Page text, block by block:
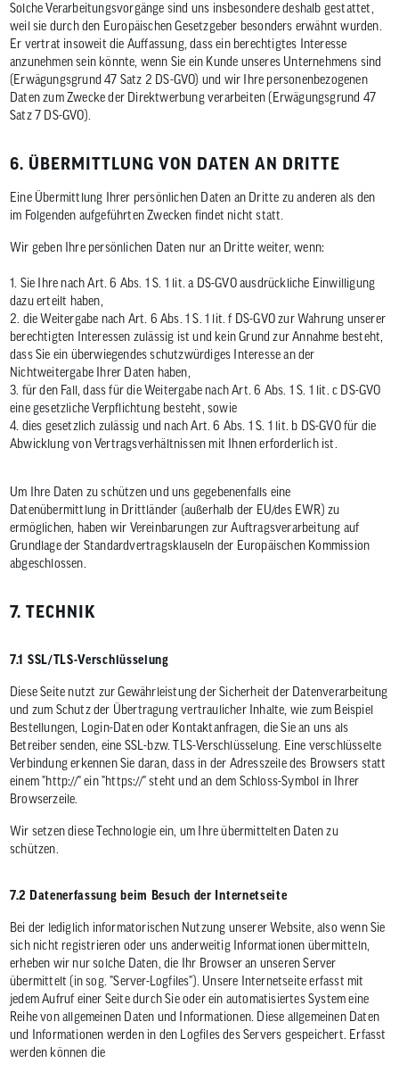
Solche Verarbeitungsvorgänge sind uns insbesondere deshalb gestattet,
weil sie durch den Europäischen Gesetzgeber besonders erwähnt wurden.
Er vertrat insoweit die Auffassung, dass ein berechtigtes Interesse
anzunehmen sein könnte, wenn Sie ein Kunde unseres Unternehmens sind
(Erwägungsgrund 47 Satz 2 DS-GVO) und wir Ihre personenbezogenen
Daten zum Zwecke der Direktwerbung verarbeiten (Erwägungsgrund 47
Satz 7 DS-GVO).
6. ÜBERMITTLUNG VON DATEN AN DRITTE
Eine Übermittlung Ihrer persönlichen Daten an Dritte zu anderen als den
im Folgenden aufgeführten Zwecken findet nicht statt.
Wir geben Ihre persönlichen Daten nur an Dritte weiter, wenn:
1. Sie Ihre nach Art. 6 Abs. 1 S. 1 lit. a DS-GVO ausdrückliche Einwilligung
dazu erteilt haben,
2. die Weitergabe nach Art. 6 Abs. 1 S. 1 lit. f DS-GVO zur Wahrung unserer
berechtigten Interessen zulässig ist und kein Grund zur Annahme besteht,
dass Sie ein überwiegendes schutzwürdiges Interesse an der
Nichtweitergabe Ihrer Daten haben,
3. für den Fall, dass für die Weitergabe nach Art. 6 Abs. 1 S. 1 lit. c DS-GVO
eine gesetzliche Verpflichtung besteht, sowie
4. dies gesetzlich zulässig und nach Art. 6 Abs. 1 S. 1 lit. b DS-GVO für die
Abwicklung von Vertragsverhältnissen mit Ihnen erforderlich ist.
Um Ihre Daten zu schützen und uns gegebenenfalls eine
Datenübermittlung in Drittländer (außerhalb der EU/des EWR) zu
ermöglichen, haben wir Vereinbarungen zur Auftragsverarbeitung auf
Grundlage der Standardvertragsklauseln der Europäischen Kommission
abgeschlossen.
7. TECHNIK
7.1 SSL/TLS-Verschlüsselung
Diese Seite nutzt zur Gewährleistung der Sicherheit der Datenverarbeitung
und zum Schutz der Übertragung vertraulicher Inhalte, wie zum Beispiel
Bestellungen, Login-Daten oder Kontaktanfragen, die Sie an uns als
Betreiber senden, eine SSL-bzw. TLS-Verschlüsselung. Eine verschlüsselte
Verbindung erkennen Sie daran, dass in der Adresszeile des Browsers statt
einem "http://" ein "https://" steht und an dem Schloss-Symbol in Ihrer
Browserzeile.
Wir setzen diese Technologie ein, um Ihre übermittelten Daten zu
schützen.
7.2 Datenerfassung beim Besuch der Internetseite
Bei der lediglich informatorischen Nutzung unserer Website, also wenn Sie
sich nicht registrieren oder uns anderweitig Informationen übermitteln,
erheben wir nur solche Daten, die Ihr Browser an unseren Server
übermittelt (in sog. "Server-Logfiles"). Unsere Internetseite erfasst mit
jedem Aufruf einer Seite durch Sie oder ein automatisiertes System eine
Reihe von allgemeinen Daten und Informationen. Diese allgemeinen Daten
und Informationen werden in den Logfiles des Servers gespeichert. Erfasst
werden können die